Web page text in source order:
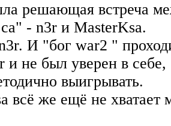
решающая встреча
- n3r и MasterKsa.
И "бог war2 "
и не был уверен в себе,
выигрывать.
всё же ещё не хватает